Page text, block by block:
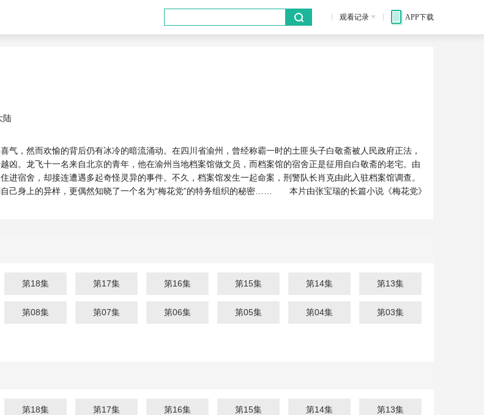
观看记录 APP下载
陆
气，然而欢愉的背后仍有冰冷的暗流涌动。在四川省渝州，曾经称霸一时的土匪头子白敬斋被人民政府正法，
凶。龙飞十一名来自北京的青年，他在渝州当地档案馆做文员，而档案馆的宿舍正是征用自白敬斋的老宅。由
进宿舍，却接连遭遇多起奇怪灵异的事件。不久，档案馆发生一起命案，刑警队长肖克由此入驻档案馆调查。
己身上的异样，更偶然知晓了一个名为“梅花党”的特务组织的秘密…… 本片由张宝瑞的长篇小说《梅花党》
第18集 第17集 第16集 第15集 第14集 第13集
第08集 第07集 第06集 第05集 第04集 第03集
第18集 第17集 第16集 第15集 第14集 第13集